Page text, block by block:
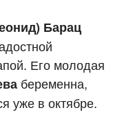
Барац
Его молодая
беременна,
уже в октябре.